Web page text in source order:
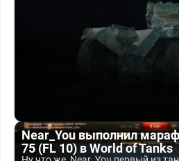
Near_You выполнил
75 (FL 10) в World of Tanks